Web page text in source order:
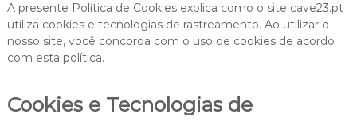
A presente Política de Cookies explica como o site cave23.pt
utiliza cookies e tecnologias de rastreamento. Ao utilizar o
nosso site, você concorda com o uso de cookies de acordo
com esta política.
Cookies e Tecnologias de